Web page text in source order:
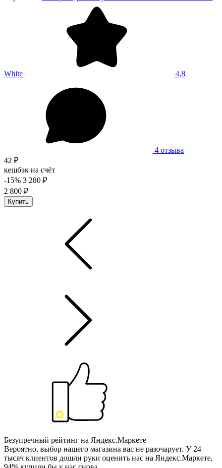
White 4,8
4 отзыва
42 ₽
кешбэк на счёт
-15% 3 280 ₽
2 800 ₽
Купить
Безупречный рейтинг на Яндекс.Маркете
Вероятно, выбор нашего магазина вас не разочарует. У 24
тысяч клиентов дошли руки оценить нас на Яндекс.Маркете,